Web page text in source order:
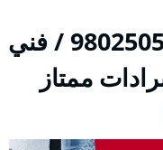
تصليح ثلاجات النعيم / 98025055 / فني
ممتاز